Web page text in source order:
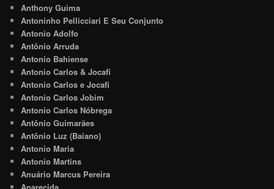
Anthony Guima
Antoninho Pellicciari E Seu Conjunto
Antonio Adolfo
Antônio Arruda
Antonio Bahiense
Antonio Carlos & Jocafi
Antonio Carlos e Jocafi
Antonio Carlos Jobim
Antonio Carlos Nóbrega
Antônio Guimarães
Antônio Luz (Baiano)
Antonio Maria
Antonio Martins
Anuário Marcus Pereira